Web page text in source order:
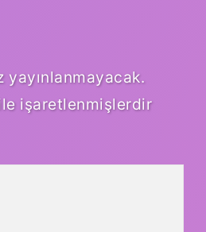
işaretlenmişlerdir